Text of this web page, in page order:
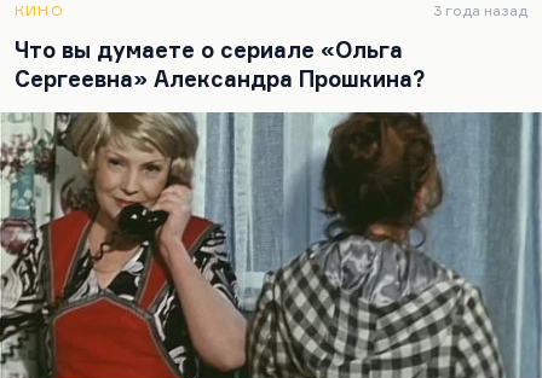
Но Миндадзе в этом плане откровеннее. У него
герои говорят эканиями, мыканиями, намеками,
но структуру, плоть этого диалога приходится
реставрировать так же, как мы реставрируем
плоть мира, плоть диалога, плоть мысли у
Улитина. Кстати, Улицкая и Улитин – это очень…
КИНО 3 года назад
Что вы думаете о сериале «Ольга
Сергеевна» Александра Прошкина?